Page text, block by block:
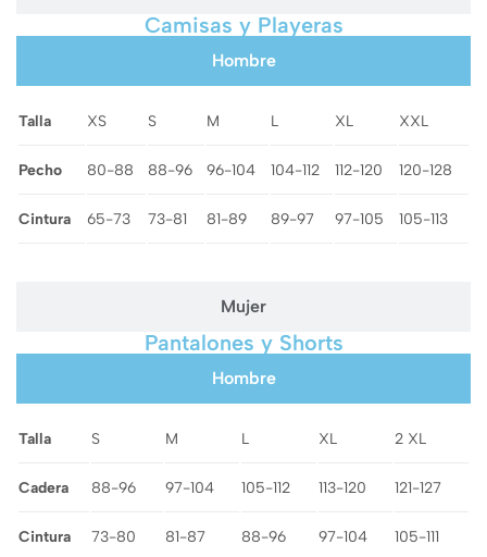
Camisas y Playeras
Hombre
Mujer
Talla XS S M L XL XXL
Pecho 80-88 88-96 96-104 104-112 112-120 120-128
Cintura 65-73 73-81 81-89 89-97 97-105 105-113
Pantalones y Shorts
Hombre
Talla S M L XL 2 XL
Cadera 88-96 97-104 105-112 113-120 121-127
Cintura 73-80 81-87 88-96 97-104 105-111